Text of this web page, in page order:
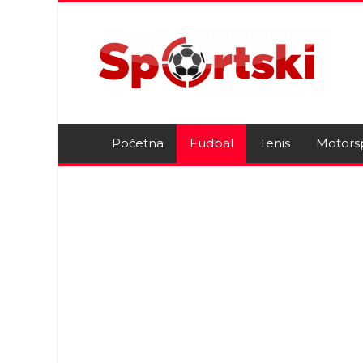
Početna Fudbal Tenis